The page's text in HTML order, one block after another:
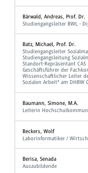
Bärwald, Andreas, Prof. Dr.
Studiengangsleiter BWL -
Batz, Michael, Prof. Dr.
Studiengangsleiter
Studiengangsleitung
Standort-Repräsentant CAS
Geschäftsführer der
Wissenschaftlicher Leiter
Sozialen Arbeit" am DHBW
Baumann, Simone, M.A.
Leiterin
Beckers, Wolf
Laborinformatiker /
Berisa, Senada
Auszubildende